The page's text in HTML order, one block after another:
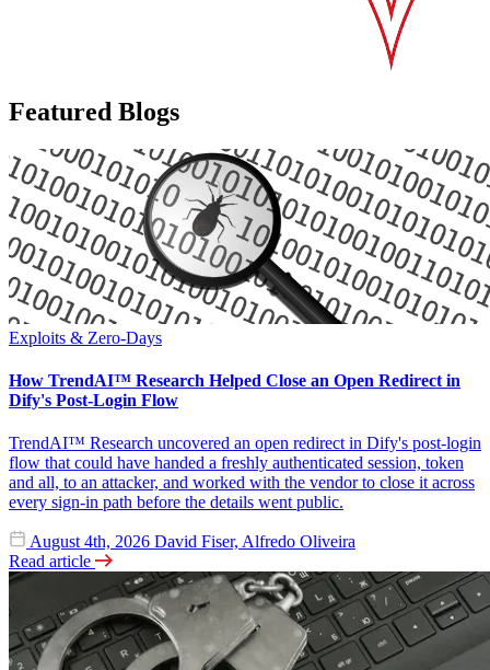
Featured Blogs
Exploits & Zero-Days
How TrendAI™ Research Helped Close an Open Redirect in
Dify's Post-Login Flow
TrendAI™ Research uncovered an open redirect in Dify's post-login
flow that could have handed a freshly authenticated session, token
and all, to an attacker, and worked with the vendor to close it across
every sign-in path before the details went public.
August 4th, 2026 David Fiser, Alfredo Oliveira
Read article